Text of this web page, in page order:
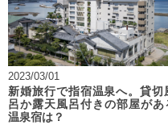
2023/03/01
新婚旅行で指宿温泉へ。貸切
呂か露天風呂付きの部屋があ
温泉宿は？